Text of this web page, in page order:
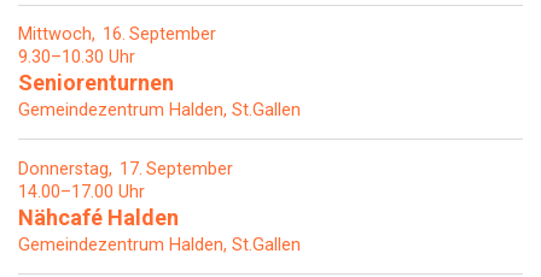
Mittwoch 16 September
9.30–10.30 Uhr
Seniorenturnen
Gemeindezentrum Halden, St.Gallen
Donnerstag 17 September
14.00–17.00 Uhr
Nähcafé Halden
Gemeindezentrum Halden, St.Gallen